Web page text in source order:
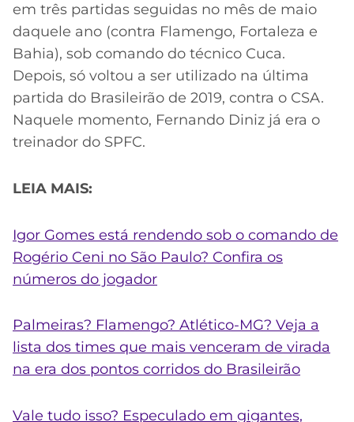
em três partidas seguidas no mês de maio
daquele ano (contra Flamengo, Fortaleza e
Bahia), sob comando do técnico Cuca.
Depois, só voltou a ser utilizado na última
partida do Brasileirão de 2019, contra o CSA.
Naquele momento, Fernando Diniz já era o
treinador do SPFC.
LEIA MAIS:
Igor Gomes está rendendo sob o comando de
Rogério Ceni no São Paulo? Confira os
números do jogador
Palmeiras? Flamengo? Atlético-MG? Veja a
lista dos times que mais venceram de virada
na era dos pontos corridos do Brasileirão
Vale tudo isso? Especulado em gigantes,